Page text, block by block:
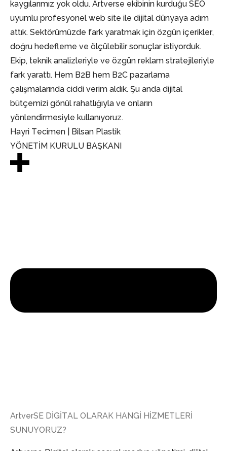
kaygılarımız yok oldu. Artverse ekibinin kurduğu SEO
uyumlu profesyonel web site ile dijital dünyaya adım
attık. Sektörümüzde fark yaratmak için özgün içerikler,
doğru hedefleme ve ölçülebilir sonuçlar istiyorduk.
Ekip, teknik analizleriyle ve özgün reklam stratejileriyle
fark yarattı. Hem B2B hem B2C pazarlama
çalışmalarında ciddi verim aldık. Şu anda dijital
bütçemizi gönül rahatlığıyla ve onların
yönlendirmesiyle kullanıyoruz.
Hayri Tecimen | Bilsan Plastik
YÖNETİM KURULU BAŞKANI
ArtverSE DİGİTAL OLARAK HANGİ HİZMETLERİ
SUNUYORUZ?